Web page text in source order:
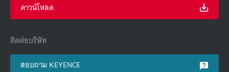
ดาวน์โหลด
ติดต่อบริษัท
สอบถาม KEYENCE